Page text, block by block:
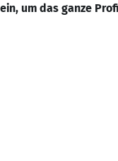
um das ganze